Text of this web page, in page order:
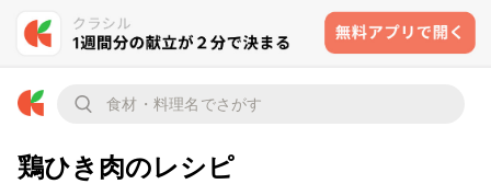
鶏ひき肉のレシピ